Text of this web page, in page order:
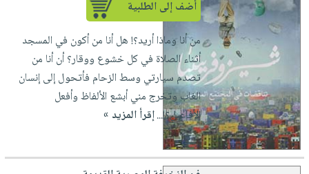
أضف إلى الطلبية
من أنا وماذا أريد؟! هل أنا من أكون في المسجد
أثناء الصلاة في كل خشوع ووقار؟ أن أنا من
تصدم سيارتي وسط الزحام فأتحول إلى إنسان
الغاب وتخرج مني أبشع الألفاظ وأفعل
الأفاعيل؟!...إقرأ المزيد »